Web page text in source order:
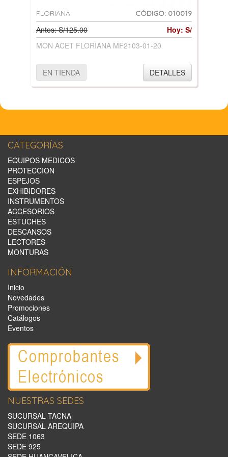
FLORIANA CÓDIGO: 010019
Antes: S/125.00
Hoy: S/
MON ACET FLORIANA MF2103-01-20
EN TIENDA DETALLES
CATEGORÍAS
EQUIPOS MEDICOS
PROTECCION
ESPEJOS
EXHIBIDORES
INSTRUMENTOS
ACCESORIOS
ESTUCHES
DESCANSOS
LECTORES
MONTURAS
INFORMACIÓN
Inicio
Novedades
Promociones
Catálogos
Eventos
NUESTRAS SEDES
SUCURSAL TACNA
SUCURSAL AREQUIPA
SEDE 1063
SEDE 925